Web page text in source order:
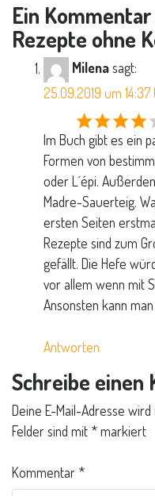
Ein Kommentar
Rezepte ohne
Milenasagt:
25.09.2019 um 14:37
Im Buch gibt es ein
Formen von
oder L´épi.
Madre-Sauerteig.
ersten Seiten
Rezepte sind zum
gefällt. Die Hefe
vor allem wenn mit
Ansonsten kann
Antworten
Schreibe einen
Deine E-Mail-Adresse
Felder sind mit *markiert
Kommentar *